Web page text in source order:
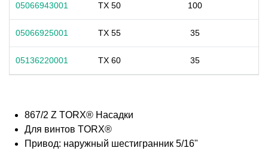
05066943001 TX 50 100
05066925001 TX 55 35
05136220001 TX 60 35
867/2 Z TORX® Насадки
Для винтов TORX®
Привод: наружный шестигранник 5/16"